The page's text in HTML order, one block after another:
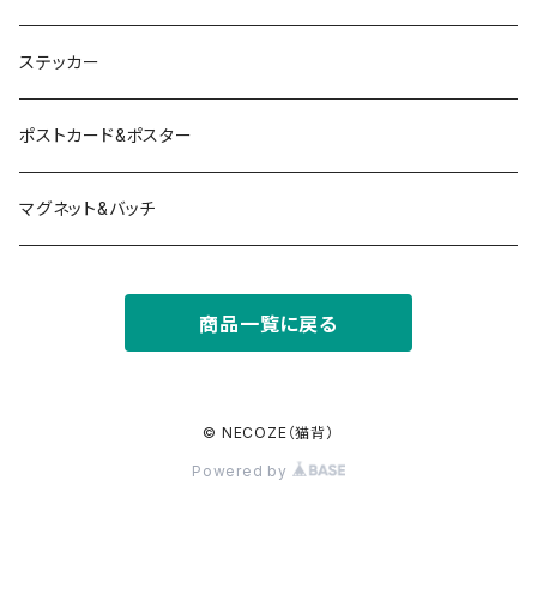
ステッカー
ポストカード&ポスター
マグネット&バッチ
商品一覧に戻る
© NECOZE（猫背）
Powered by